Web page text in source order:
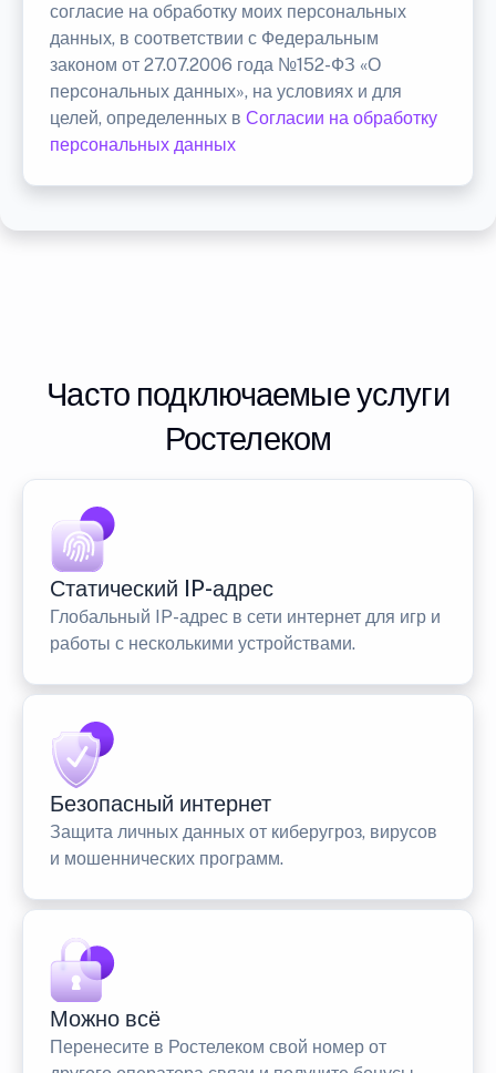
согласие на обработку моих персональных
данных, в соответствии с Федеральным
законом от 27.07.2006 года №152-ФЗ «О
персональных данных», на условиях и для
целей, определенных в Согласии на обработку
персональных данных
Часто подключаемые услуги
Ростелеком
Статический IP-адрес
Глобальный IP-адрес в сети интернет для игр и
работы с несколькими устройствами.
Безопасный интернет
Защита личных данных от киберугроз, вирусов
и мошеннических программ.
Можно всё
Перенесите в Ростелеком свой номер от